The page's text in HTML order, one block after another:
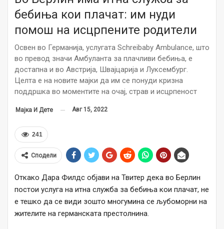
бебиња кои плачат: им нуди
помош на исцрпените родители
Освен во Германија, услугата Schreibaby Ambulance, што
во превод значи Амбуланта за плачливи бебиња, е
достапна и во Австрија, Швајцарија и Луксембург.
Целта е на новите мајки да им се понуди кризна
поддршка во моментите на очај, страв и исцрпеност
Мајка И Дете Авг 15, 2022
241
Сподели
Откако Дара Филдс објави на Твитер дека во Берлин
постои услуга на итна служба за бебиња кои плачат, не
е тешко да се види зошто многумина се љубоморни на
жителите на германската престолнина.